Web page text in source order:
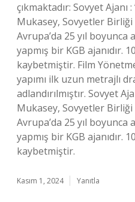
çıkmaktadır: Sovyet Ajanı
Mukasey, Sovyetler
Avrupa’da 25 yıl boyunca
yapmış bir KGB ajanıdır.
kaybetmiştir. Film
yapımı ilk uzun metrajlı
adlandırılmıştır. Sovyet
Mukasey, Sovyetler
Avrupa’da 25 yıl boyunca
yapmış bir KGB ajanıdır.
kaybetmiştir.
Kasım 1, 2024 Yanıtla